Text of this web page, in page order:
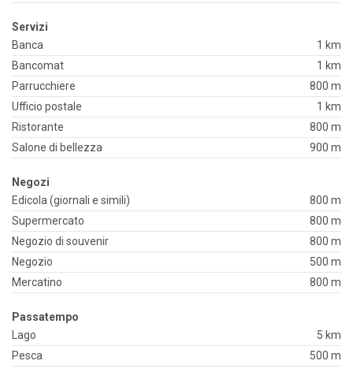
Servizi
Banca
1 km
Bancomat
1 km
Parrucchiere
800 m
Ufficio postale
1 km
Ristorante
800 m
Salone di bellezza
900 m
Negozi
Edicola (giornali e simili)
800 m
Supermercato
800 m
Negozio di souvenir
800 m
Negozio
500 m
Mercatino
800 m
Passatempo
Lago
5 km
Pesca
500 m